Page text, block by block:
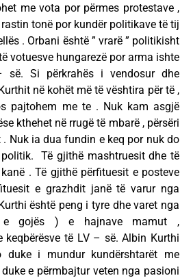
me vota por përmes protestave ,
tonë por kundër politikave të tij
. Orbani është ” vrarë ” politikisht
votuesve hungarezë por arma ishte
së. Si përkrahës i vendosur dhe
në kohët më të vështira për të ,
pajtohem me te . Nuk kam asgjë
kthehet në rrugë të mbarë , përsëri
Nuk ia dua fundin e keq por nuk do
Të gjithë mashtruesit dhe të
. Të gjithë përfituesit e posteve
e grazhdit janë të varur nga
është peng i tyre dhe varet nga
e gojës ) e hajnave mamut ,
keqbërësve të LV – së. Albin Kurthi
i mundur kundërshtarët me
e përmbajtur veten nga pasioni